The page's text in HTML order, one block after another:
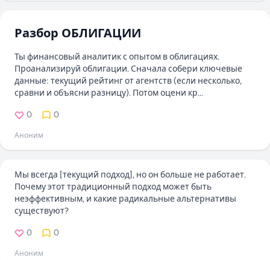
Разбор ОБЛИГАЦИИ
Ты финансовый аналитик с опытом в облигациях.
Проанализируй облигации. Сначала собери ключевые
данные: текущий рейтинг от агентств (если несколько,
сравни и объясни разницу). Потом оцени кр...
0 0
Аноним
Мы всегда [текущий подход], но он больше не работает.
Почему этот традиционный подход может быть
неэффективным, и какие радикальные альтернативы
существуют?
0 0
Аноним